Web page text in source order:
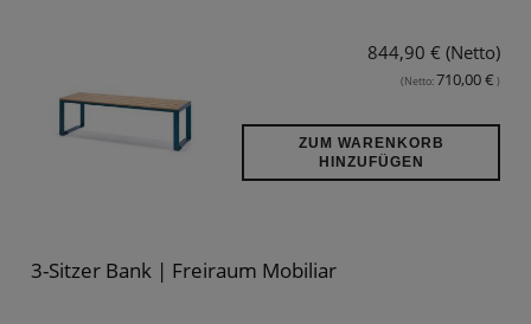
844,90 € (Netto)
(Netto:710,00 € )
ZUM WARENKORB
HINZUFÜGEN
3-Sitzer Bank | Freiraum Mobiliar